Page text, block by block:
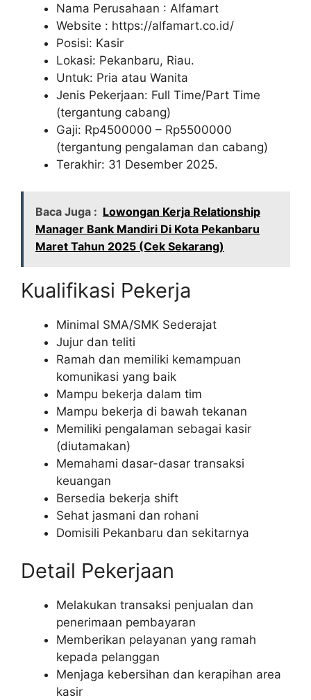
Nama Perusahaan : Alfamart
Website : https://alfamart.co.id/
Posisi: Kasir
Lokasi: Pekanbaru, Riau.
Untuk: Pria atau Wanita
Jenis Pekerjaan: Full Time/Part Time
(tergantung cabang)
Gaji: Rp4500000 – Rp5500000
(tergantung pengalaman dan cabang)
Terakhir: 31 Desember 2025.
Baca Juga : Lowongan Kerja Relationship
Manager Bank Mandiri Di Kota Pekanbaru
Maret Tahun 2025 (Cek Sekarang)
Kualifikasi Pekerja
Minimal SMA/SMK Sederajat
Jujur dan teliti
Ramah dan memiliki kemampuan
komunikasi yang baik
Mampu bekerja dalam tim
Mampu bekerja di bawah tekanan
Memiliki pengalaman sebagai kasir
(diutamakan)
Memahami dasar-dasar transaksi
keuangan
Bersedia bekerja shift
Sehat jasmani dan rohani
Domisili Pekanbaru dan sekitarnya
Detail Pekerjaan
Melakukan transaksi penjualan dan
penerimaan pembayaran
Memberikan pelayanan yang ramah
kepada pelanggan
Menjaga kebersihan dan kerapihan area
kasir